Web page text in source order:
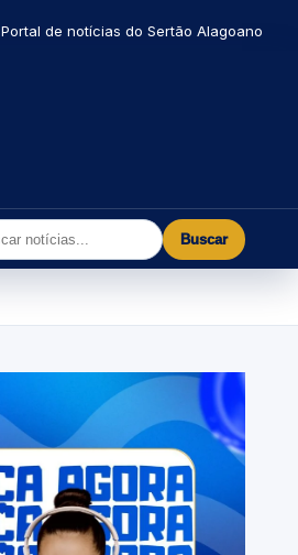
Portal de notícias do Sertão Alagoano
Buscar